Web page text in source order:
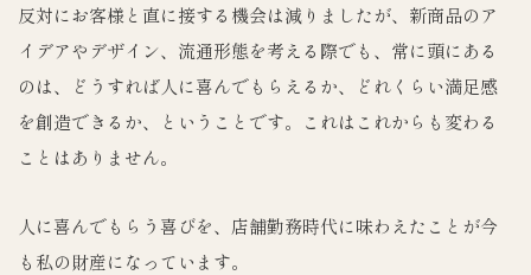
反対にお客様と直に接する機会は減りましたが、新商品のア
イデアやデザイン、流通形態を考える際でも、常に頭にある
のは、どうすれば人に喜んでもらえるか、どれくらい満足感
を創造できるか、ということです。これはこれからも変わる
ことはありません。
人に喜んでもらう喜びを、店舗勤務時代に味わえたことが今
も私の財産になっています。